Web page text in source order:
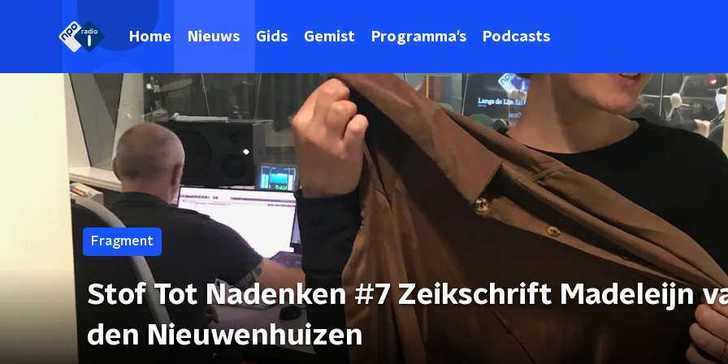
Home Nieuws Gids Gemist Programma's Podcasts
Fragment
Stof Tot Nadenken #7 Zeikschrift Madeleijn
den Nieuwenhuizen